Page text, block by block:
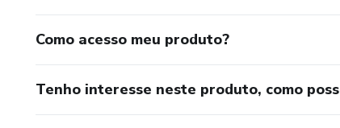
Como acesso meu produto?
Tenho interesse neste produto, como